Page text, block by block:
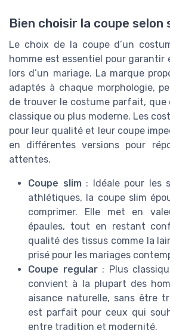
Bien choisir la coupe
Le choix de la coupe d’un
homme est essentiel pour
lors d’un mariage. La marque
adaptés à chaque morphologie,
de trouver le costume parfait, que
classique ou plus moderne. Les
pour leur qualité et leur coupe
en différentes versions pour
attentes.
Coupe slim: Idéale pour les
athlétiques, la coupe slim
comprimer. Elle met en
épaules, tout en restant
qualité des tissus comme la
prisé pour les mariages
Coupe regular: Plus
convient à la plupart des
aisance naturelle, sans être
est parfait pour ceux qui
entre tradition et modernité.